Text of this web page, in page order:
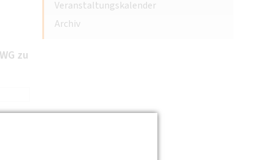
zu
Veranstaltungskalender
Archiv